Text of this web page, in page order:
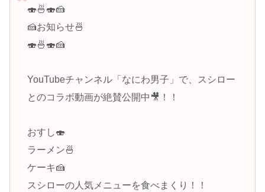
🍣🍜🍣🍰
🍰お知らせ🍜
🍣🍜🍣🍰
YouTubeチャンネル「なにわ男子」で、スシロー
とのコラボ動画が絶賛公開中🎥！！
おすし🍣
ラーメン🍜
ケーキ🍰
スシローの人気メニューを食べまくり！！